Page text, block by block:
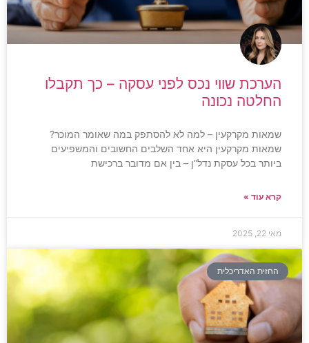
הערכת שווי נכס לפני עסקה – כך תקבלו
החלטה נכונה
שמאות מקרקעין – למה לא להסתפק במה שאומר המוכר?
שמאות מקרקעין היא אחד השלבים החשובים והמשפיעים
ביותר בכל עסקת נדל”ן – בין אם מדובר ברכישת
קרא עוד »
מאי 22, 2025
החזית האדריכלית